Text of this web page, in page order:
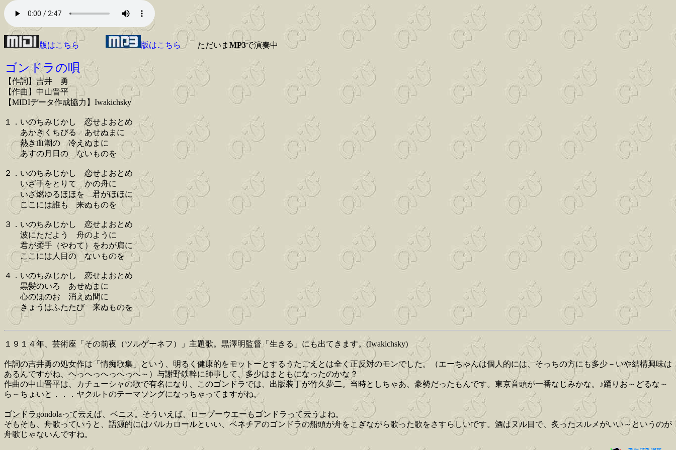
版はこちら 版はこちらただいま MP3で演奏中
ゴンドラの唄
【作詞】吉井 勇
【作曲】中山晋平
【MIDIデータ作成協力】Iwakichsky
１．いのちみじかし 恋せよおとめ
あかきくちびる あせぬまに
熱き血潮の 冷えぬまに
あすの月日の ないものを
２．いのちみじかし 恋せよおとめ
いざ手をとりて かの舟に
いざ燃ゆるほほを 君がほほに
ここには誰も 来ぬものを
３．いのちみじかし 恋せよおとめ
波にただよう 舟のように
君が柔手（やわて）をわが肩に
ここには人目の ないものを
４．いのちみじかし 恋せよおとめ
黒髪のいろ あせぬまに
心のほのお 消えぬ間に
きょうはふたたび 来ぬものを
１９１４年、芸術座「その前夜（ツルゲーネフ）」主題歌。黒澤明監督「生きる」にも出てきます。(Iwakichsky)
作詞の吉井勇の処女作は「情痴歌集」という、明るく健康的をモットーとするうたごえとは全く正反対のモンでした。（エーちゃんは個人的には、そっちの方にも多少－いや結構興味は
あるんですがね、ヘっへっへっへっへ～）与謝野鉄幹に師事して、多少はまともになったのかな？
作曲の中山晋平は、カチューシャの歌で有名になり、このゴンドラでは、出版装丁が竹久夢二。当時としちゃあ、豪勢だったもんです。東京音頭が一番なじみかな。♪踊りお～どるな～
ら～ちょいと．．．ヤクルトのテーマソングになっちゃってますがね。
ゴンドラgondolaって云えば、ベニス。そういえば、ロープーウエーもゴンドラって云うよね。
そもそも、舟歌っていうと、語源的にはバルカロールといい、ベネチアのゴンドラの船頭が舟をこぎながら歌った歌をさすらしいです。酒はヌル目で、炙ったスルメがいい～というのが
舟歌じゃないんですね。